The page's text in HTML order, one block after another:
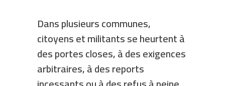
Dans plusieurs communes,
citoyens et militants se heurtent à
des portes closes, à des exigences
arbitraires, à des reports